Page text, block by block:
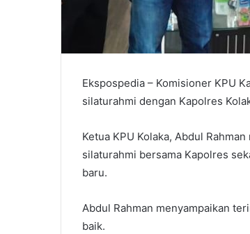
Ekspospedia – Komisioner KPU
silaturahmi dengan Kapolres
Ketua KPU Kolaka, Abdul
silaturahmi bersama Kapolres
baru.
Abdul Rahman menyampaikan
baik.